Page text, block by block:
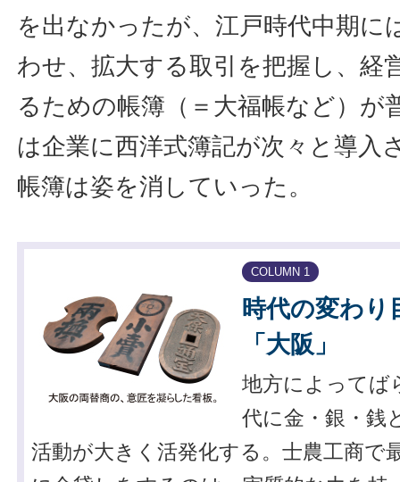
を出なかったが、江戸時代中期に
わせ、拡大する取引を把握し、経
るための帳簿（＝大福帳など）が
は企業に西洋式簿記が次々と導入
帳簿は姿を消していった。
COLUMN 1
時代の変わり
「大阪」
地方によってば
代に金・銀・銭
活動が大きく活発化する。士農工商で